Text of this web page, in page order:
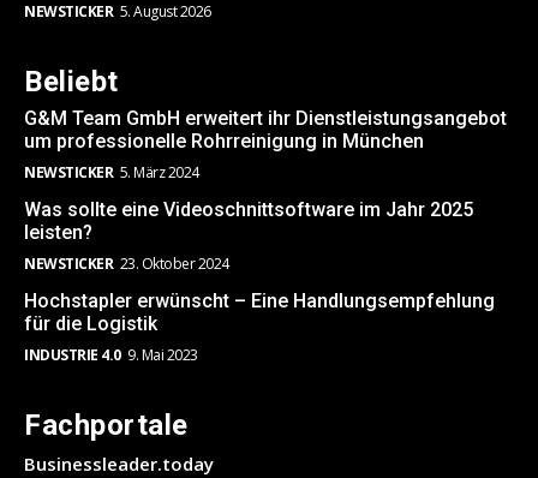
NEWSTICKER 5. August 2026
Beliebt
G&M Team GmbH erweitert ihr Dienstleistungsangebot
um professionelle Rohrreinigung in München
NEWSTICKER 5. März 2024
Was sollte eine Videoschnittsoftware im Jahr 2025
leisten?
NEWSTICKER 23. Oktober 2024
Hochstapler erwünscht – Eine Handlungsempfehlung
für die Logistik
INDUSTRIE 4.0 9. Mai 2023
Fachportale
Businessleader.today